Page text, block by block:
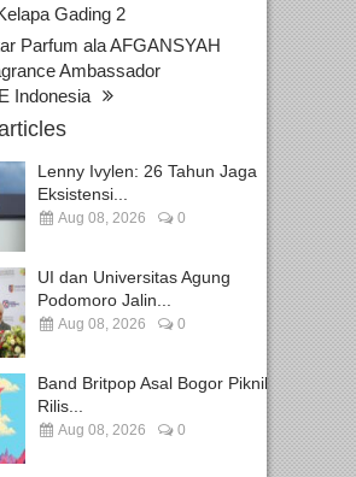
Gading 2
Parfum ala AFGANSYAH
Ambassador
Indonesia
Lenny Ivylen: 26 Tahun Jaga
Eksistensi...
Aug 08, 2026 0
UI dan Universitas Agung
Podomoro Jalin...
Aug 08, 2026 0
Band Britpop Asal Bogor Piknik
Rilis...
Aug 08, 2026 0